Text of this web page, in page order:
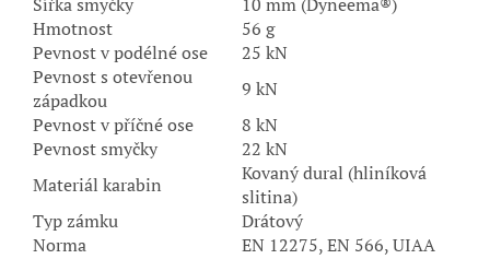
Šířka smyčky
10 mm (Dyneema®)
Hmotnost
56 g
Pevnost v podélné ose
25 kN
Pevnost s otevřenou
západkou
9 kN
Pevnost v příčné ose
8 kN
Pevnost smyčky
22 kN
Materiál karabin
Kovaný dural (hliníková
slitina)
Typ zámku
Drátový
Norma
EN 12275, EN 566, UIAA